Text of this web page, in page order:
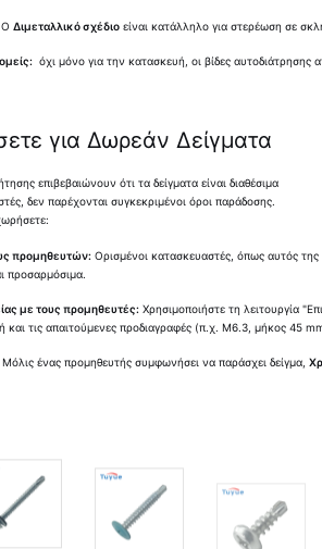
ΟΔιμεταλλικό σχέδιο είναι κατάλληλο για στερέωση σε
όχι μόνο για την κατασκευή, οι βίδες
για Δωρεάν Δείγματα
επιβεβαιώνουν ότι τα δείγματα είναι διαθέσιμα
δεν παρέχονται συγκεκριμένοι όροι παράδοσης.
προμηθευτών: Ορισμένοι κατασκευαστές, όπως αυτός
προσαρμόσιμα.
με τους προμηθευτές: Χρησιμοποιήστε τη λειτουργία
και τις απαιτούμενες προδιαγραφές (π.χ. M6.3, μήκος 45
Μόλις ένας προμηθευτής συμφωνήσει να παράσχει δείγμα,